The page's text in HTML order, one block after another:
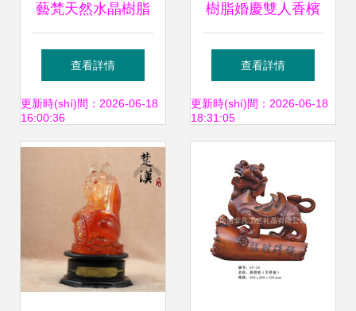
藝梵天然水晶樹脂
工藝品 招財(cái)樹
鎮(zhèn)宅風(fēng)
水?dāng)[件的全方
位解析
查看詳情
更新時(shí)間：2026-06-18
16:00:36
樹脂婚慶雙人香檳
杯 承載浪漫與祝福
的工藝品
查看詳情
更新時(shí)間：2026-06-18
18:31:05